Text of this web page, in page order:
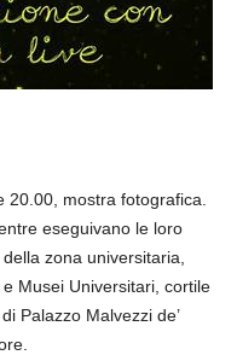
20.00, mostra fotografica.
eseguivano le loro
zona universitaria,
Musei Universitari, cortile
Palazzo Malvezzi de’